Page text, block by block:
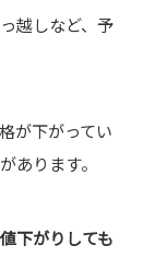
越しなど、予
が下がってい
あります。
下がりしても